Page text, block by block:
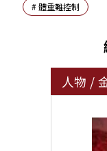
#體重難控制
人物 /